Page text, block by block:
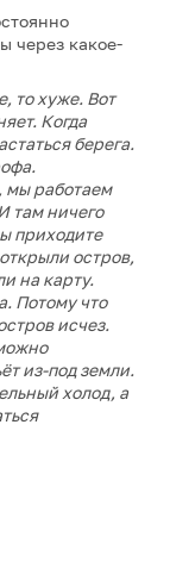
через какое-
то хуже. Вот
Когда
берега.
мы работаем
там ничего
приходите
остров,
на карту.
Потому что
исчез.
из-под земли.
холод, а